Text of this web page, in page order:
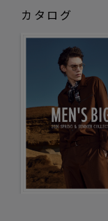
カタログ